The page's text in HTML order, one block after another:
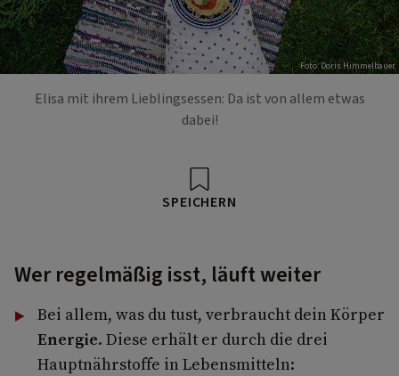
Foto: Doris Himmelbauer
Elisa mit ihrem Lieblingsessen: Da ist von allem etwas
dabei!
SPEICHERN
Wer regelmäßig isst, läuft weiter
Bei allem, was du tust, verbraucht dein Körper
Energie. Diese erhält er durch die drei
Hauptnährstoffe in Lebensmitteln: